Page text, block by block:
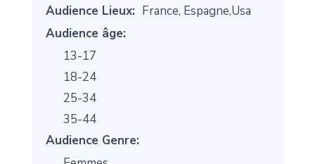
Audience Lieux: France, Espagne,Usa
Audience âge:
13-17
18-24
25-34
35-44
Audience Genre: